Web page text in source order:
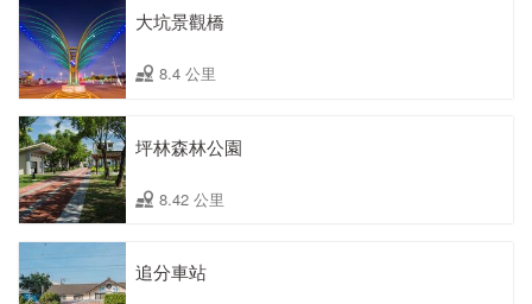
大坑景觀橋
8.4 公里
坪林森林公園
8.42 公里
追分車站